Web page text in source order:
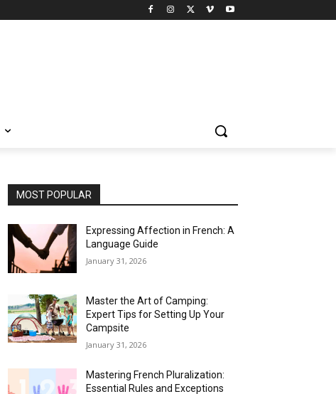
MOST POPULAR
Expressing Affection in French: A
Language Guide
January 31, 2026
Master the Art of Camping:
Expert Tips for Setting Up Your
Campsite
January 31, 2026
Mastering French Pluralization:
Essential Rules and Exceptions